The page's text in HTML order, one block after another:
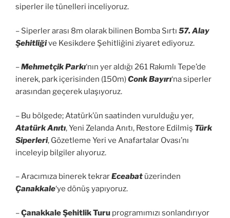
siperler ile tünelleri inceliyoruz.
– Siperler arası 8m olarak bilinen Bomba Sırtı 57. Alay
Şehitliğive Kesikdere Şehitliğini ziyaret ediyoruz.
–Mehmetçik Parkı‘nın yer aldığı 261 Rakımlı Tepe’de
inerek, park içerisinden (150m)Conk Bayırı‘na siperler
arasından geçerek ulaşıyoruz.
– Bu bölgede; Atatürk’ün saatinden vurulduğu yer,
Atatürk Anıtı, Yeni Zelanda Anıtı, Restore Edilmiş Türk
Siperleri, Gözetleme Yeri ve Anafartalar Ovası’nı
inceleyip bilgiler alıyoruz.
– Aracımıza binerek tekrarEceabat üzerinden
Çanakkale‘ye dönüş yapıyoruz.
–Çanakkale Şehitlik Turu programımızı sonlandırıyor